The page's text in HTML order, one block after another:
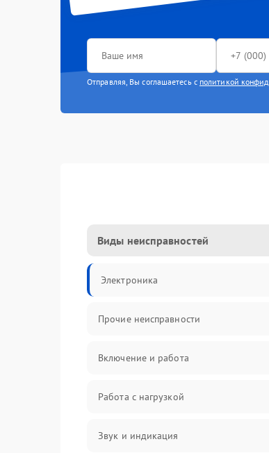
Отправляя, Вы соглашаетесь с политикой
Виды неисправностей
Электроника
Прочие неисправности
Включение и работа
Работа с нагрузкой
Звук и индикация